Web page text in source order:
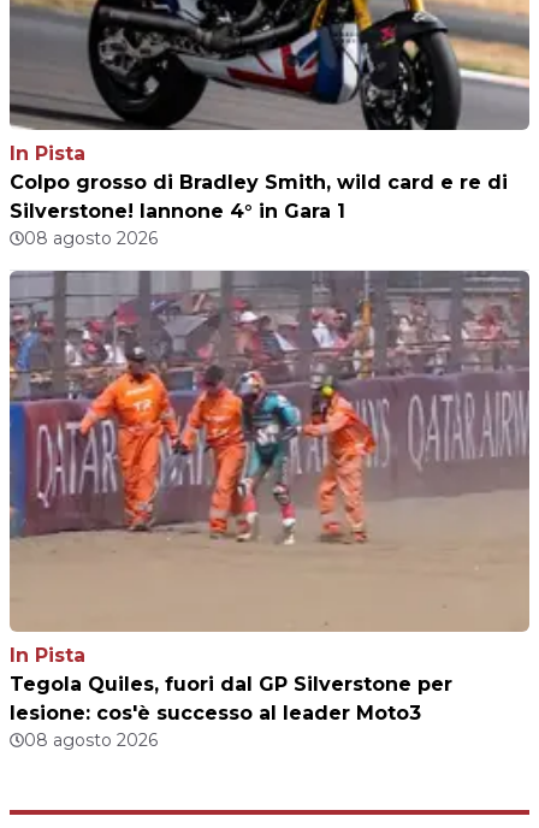
In Pista
Colpo grosso di Bradley Smith, wild card e re di
Silverstone! Iannone 4° in Gara 1
08 agosto 2026
In Pista
Tegola Quiles, fuori dal GP Silverstone per
lesione: cos'è successo al leader Moto3
08 agosto 2026